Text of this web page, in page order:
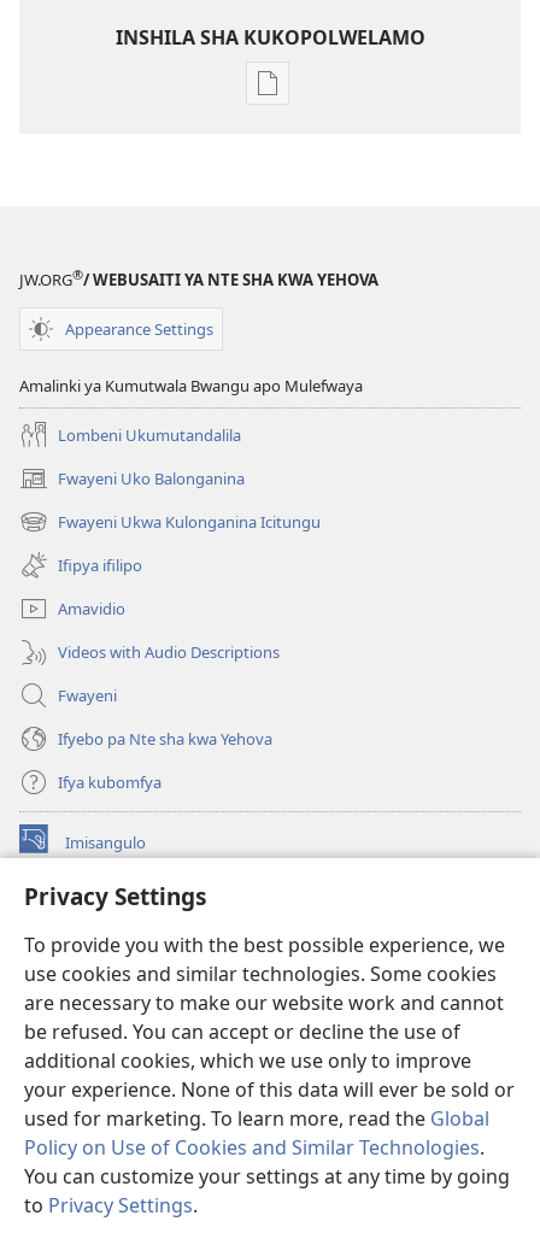
Privacy Settings
To provide you with the best possible experience, we
use cookies and similar technologies. Some cookies
are necessary to make our website work and cannot
be refused. You can accept or decline the use of
additional cookies, which we use only to improve
your experience. None of this data will ever be sold or
used for marketing. To learn more, read the Global
Policy on Use of Cookies and Similar Technologies.
You can customize your settings at any time by going
to Privacy Settings.
INSHILA SHA KUKOPOLWELAMO
Inshila
kompyuta
KALINDA
August 2010
JW.ORG®/ WEBUSAITI YA NTE SHA KWA YEHOVA
Appearance Settings
Amalinki ya Kumutwala Bwangu apo Mulefwaya
Lombeni Ukumutandalila
Fwayeni Uko Balonganina
(yalaisula
na
imbi)
Fwayeni Ukwa Kulonganina Icitungu
(yalaisula
na
imbi)
Ifipya ifilipo
Amavidio
Videos with Audio Descriptions
Fwayeni
Ifyebo pa Nte sha kwa Yehova
Ifya kubomfya
Imisangulo
(yalaisula
imbi) Watchtower LAIBRARE YA PA INTANETI™
na
imbi)
JW Hub ®
(yalaisula
na
imbi)
App
Watchtower Library
Copyright
© 2026 Watch Tower Bible and Tract Society of Pennsylvania.
IFYO MUFWILE UKUKONKA